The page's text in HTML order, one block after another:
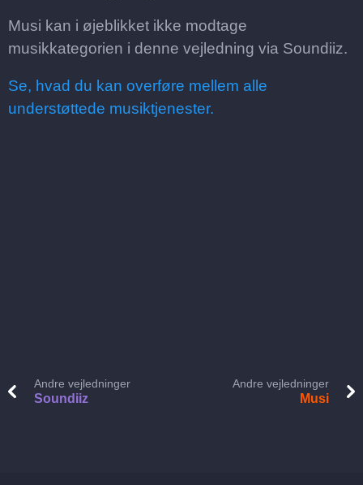
Musi kan i øjeblikket ikke modtage
musikkategorien i denne vejledning via Soundiiz.
Se, hvad du kan overføre mellem alle
understøttede musiktjenester.
Andre vejledninger
Soundiiz
Andre vejledninger
Musi